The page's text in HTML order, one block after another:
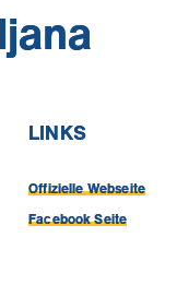
LINKS
Offizielle Webseite
Facebook Seite